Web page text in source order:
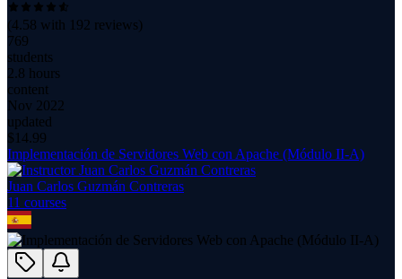
(4.58 with 192 reviews)
769
students
2.8 hours
content
Nov 2022
updated
$ 14.99
Implementación de Servidores Web con Apache (Módulo II-A)
Juan Carlos Guzmán Contreras
11 courses